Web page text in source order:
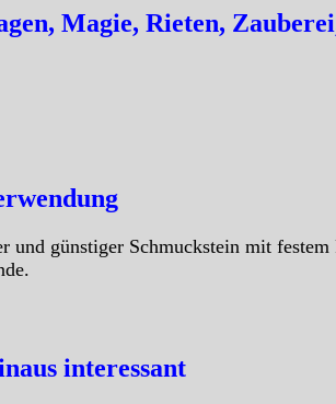
Magie, Rieten,
und günstiger Schmuckstein mit festem
interessant